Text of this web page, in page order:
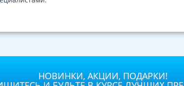
НОВИНКИ, АКЦИИ, ПОДАРКИ!